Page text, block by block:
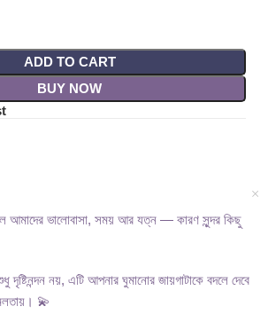
ADD TO CART
BUY NOW
আমাদের ভালোবাসা, সময় আর যত্ন — কারণ সুন্দর কিছু
নয়, এটি আপনার ঘুমানোর জায়গাটাকে বদলে দেবে
💫